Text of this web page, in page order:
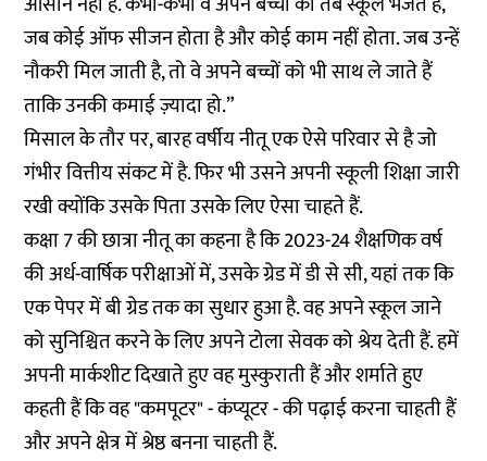
जब कोई ऑफ सीजन होता है और कोई काम नहीं होता. जब उन्हें
नौकरी मिल जाती है, तो वे अपने बच्चों को भी साथ ले जाते हैं
ताकि उनकी कमाई ज़्यादा हो.”
मिसाल के तौर पर, बारह वर्षीय नीतू एक ऐसे परिवार से है जो
गंभीर वित्तीय संकट में है. फिर भी उसने अपनी स्कूली शिक्षा जारी
रखी क्योंकि उसके पिता उसके लिए ऐसा चाहते हैं.
कक्षा 7 की छात्रा नीतू का कहना है कि 2023-24 शैक्षणिक वर्ष
की अर्ध-वार्षिक परीक्षाओं में, उसके ग्रेड में डी से सी, यहां तक कि
एक पेपर में बी ग्रेड तक का सुधार हुआ है. वह अपने स्कूल जाने
को सुनिश्चित करने के लिए अपने टोला सेवक को श्रेय देती हैं. हमें
अपनी मार्कशीट दिखाते हुए वह मुस्कुराती हैं और शर्माते हुए
कहती हैं कि वह "कमपूटर" - कंप्यूटर - की पढ़ाई करना चाहती हैं
और अपने क्षेत्र में श्रेष्ठ बनना चाहती हैं.